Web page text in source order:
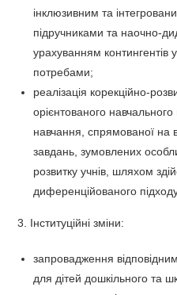
інклюзивним та
підручниками та наочно-
урахуванням контингентів
потребами;
реалізація корекційно-
орієнтованого
навчання, спрямованої на
завдань, зумовлених
розвитку учнів, шляхом
диференційованого
3. Інституційні зміни:
запровадження
для дітей дошкільного та